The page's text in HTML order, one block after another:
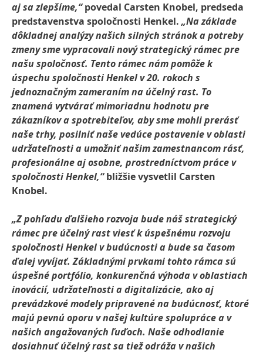
aj sa zlepšíme,“povedal Carsten Knobel, predseda
predstavenstva spoločnosti Henkel. „Na základe
dôkladnej analýzy našich silných stránok a potreby
zmeny sme vypracovali nový strategický rámec pre
našu spoločnosť. Tento rámec nám pomôže k
úspechu spoločnosti Henkel v 20. rokoch s
jednoznačným zameraním na účelný rast. To
znamená vytvárať mimoriadnu hodnotu pre
zákazníkov a spotrebiteľov, aby sme mohli prerásť
naše trhy, posilniť naše vedúce postavenie v oblasti
udržateľnosti a umožniť našim zamestnancom rásť,
profesionálne aj osobne, prostredníctvom práce v
spoločnosti Henkel,“bližšie vysvetlil Carsten
Knobel.
„Z pohľadu ďalšieho rozvoja bude náš strategický
rámec pre účelný rast viesť k úspešnému rozvoju
spoločnosti Henkel v budúcnosti a bude sa časom
ďalej vyvíjať. Základnými prvkami tohto rámca sú
úspešné portfólio, konkurenčná výhoda v oblastiach
inovácií, udržateľnosti a digitalizácie, ako aj
prevádzkové modely pripravené na budúcnosť, ktoré
majú pevnú oporu v našej kultúre spolupráce a v
našich angažovaných ľuďoch. Naše odhodlanie
dosiahnuť účelný rast sa tiež odráža v našich